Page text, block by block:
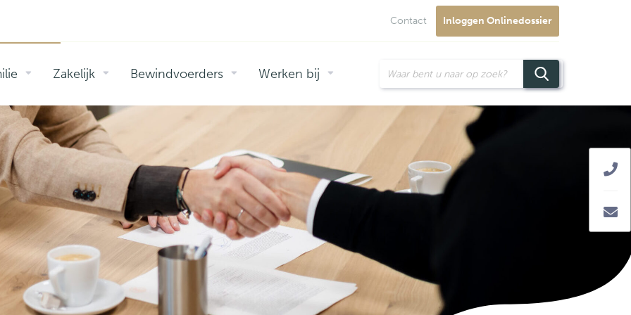
Contact Inloggen Onlinedossier
Zakelijk Bewindvoerders Werken bij